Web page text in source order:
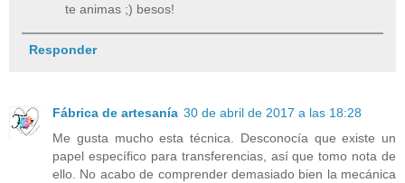
te animas ;) besos!
Responder
Fábrica de artesanía 30 de abril de 2017 a las 18:28
Me gusta mucho esta técnica. Desconocía que existe un
papel específico para transferencias, así que tomo nota de
ello. No acabo de comprender demasiado bien la mecánica